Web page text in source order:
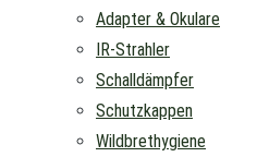
Adapter & Okulare
IR-Strahler
Schalldämpfer
Schutzkappen
Wildbrethygiene